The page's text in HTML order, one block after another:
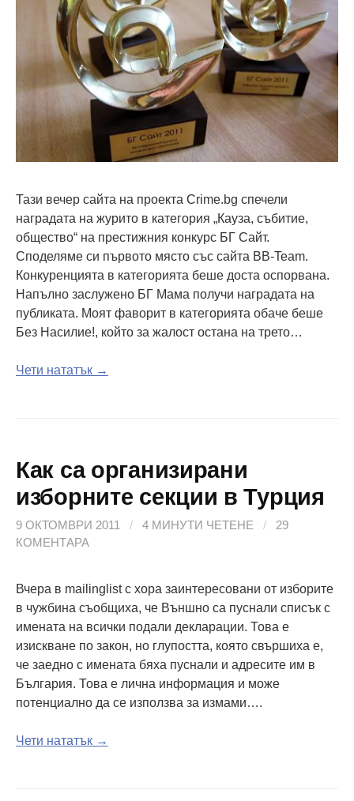
Тази вечер сайта на проекта Crime.bg спечели
наградата на журито в категория „Кауза, събитие,
общество“ на престижния конкурс БГ Сайт.
Споделяме си първото място със сайта BB-Team.
Конкуренцията в категорията беше доста оспорвана.
Напълно заслужено БГ Мама получи наградата на
публиката. Моят фаворит в категорията обаче беше
Без Насилие!, който за жалост остана на трето…
Чети нататък →
Как са организирани
изборните секции в Турция
9 ОКТОМВРИ 2011 / 4 МИНУТИ ЧЕТЕНЕ /
29
КОМЕНТАРА
Вчера в mailinglist с хора заинтересовани от изборите
в чужбина съобщиха, че Външно са пуснали списък с
имената на всички подали декларации. Това е
изискване по закон, но глупостта, която свършиха е,
че заедно с имената бяха пуснали и адресите им в
България. Това е лична информация и може
потенциално да се използва за измами….
Чети нататък →